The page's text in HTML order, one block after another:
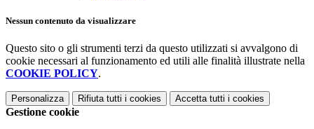
Nessun contenuto da visualizzare
Questo sito o gli strumenti terzi da questo utilizzati si avvalgono di
cookie necessari al funzionamento ed utili alle finalità illustrate nella
COOKIE POLICY.
Personalizza Rifiuta tutti i cookies Accetta tutti i cookies
Gestione cookie